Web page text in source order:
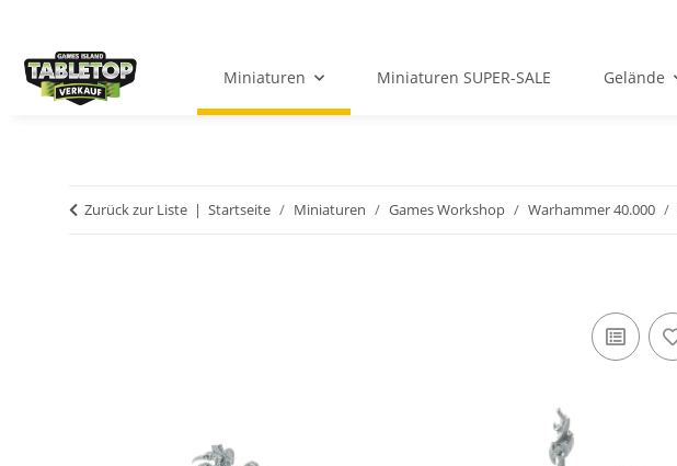
Miniaturen Miniaturen SUPER-SALE Gelände
Zurück zur Liste Startseite Miniaturen Games Workshop Warhammer 40.000